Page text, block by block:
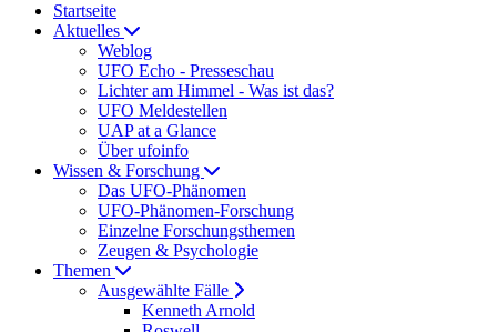
Startseite
Aktuelles
Weblog
UFO Echo - Presseschau
Lichter am Himmel - Was ist das?
UFO Meldestellen
UAP at a Glance
Über ufoinfo
Wissen & Forschung
Das UFO-Phänomen
UFO-Phänomen-Forschung
Einzelne Forschungsthemen
Zeugen & Psychologie
Themen
Ausgewählte Fälle
Kenneth Arnold